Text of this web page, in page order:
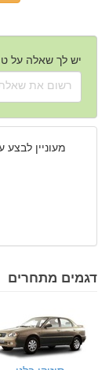
יש לך שאלה על טויוטה קורולה
מעוניין
דגמים מתחרים